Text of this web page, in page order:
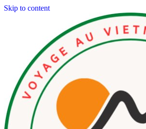
Skip to content